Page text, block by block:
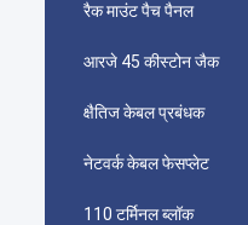
रैक माउंट पैच पैनल
आरजे 45 कीस्टोन जैक
क्षैतिज केबल प्रबंधक
नेटवर्क केबल फेसप्लेट
110 टर्मिनल ब्लॉक